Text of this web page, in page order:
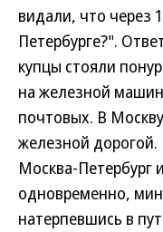
видали, что через
Петербурге?".
купцы стояли
на железной
почтовых. В
железной
Москва-Петербург
одновременно,
натерпевшись в